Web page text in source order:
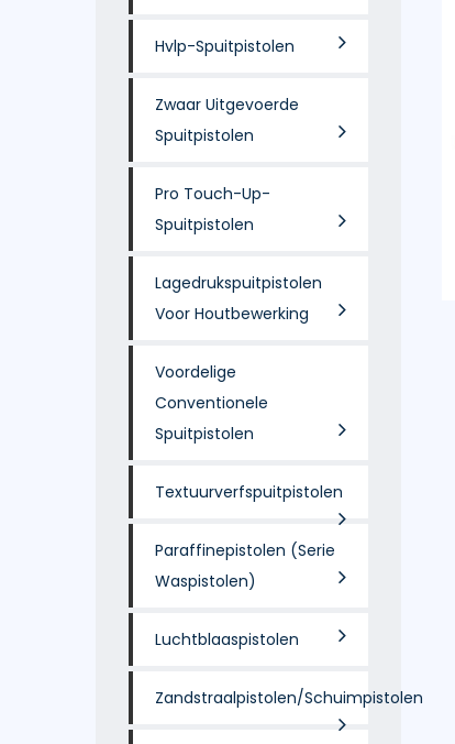
Hvlp-Spuitpistolen
Zwaar Uitgevoerde
Spuitpistolen
Pro Touch-Up-
Spuitpistolen
Lagedrukspuitpistolen
Voor Houtbewerking
Voordelige
Conventionele
Spuitpistolen
Textuurverfspuitpistolen
Paraffinepistolen (serie
Waspistolen)
Luchtblaaspistolen
Zandstraalpistolen/schuimpistolen